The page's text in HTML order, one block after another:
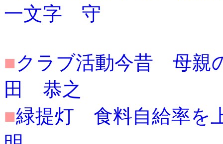
一文字 守
■クラブ活動今昔 母親
田 恭之
■緑提灯 食料自給率を